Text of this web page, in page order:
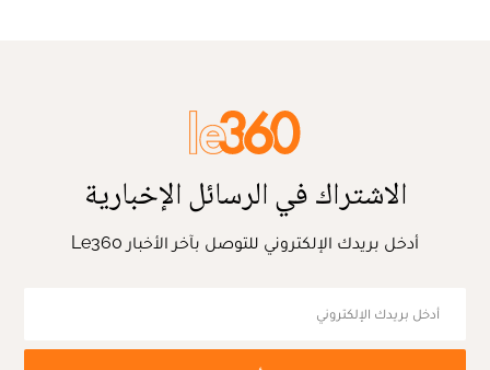
الاشتراك في الرسائل الإخبارية
أدخل بريدك الإلكتروني للتوصل بآخر الأخبار Le360